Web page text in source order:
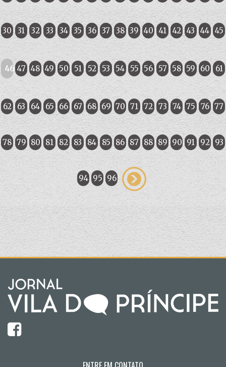
30 31 32 33 34 35 36 37 38 39 40 41 42 43 44 45
46 47 48 49 50 51 52 53 54 55 56 57 58 59 60 61
62 63 64 65 66 67 68 69 70 71 72 73 74 75 76 77
78 79 80 81 82 83 84 85 86 87 88 89 90 91 92 93
94 95 96